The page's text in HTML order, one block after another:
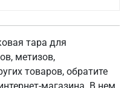
тара для
метизов,
товаров, обратите